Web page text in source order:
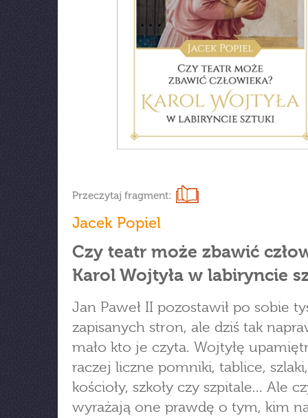
Przeczytaj fragment:
Jacek Popiel
Czy teatr może zbawić
Karol Wojtyła w labiryncie
Jan Paweł II pozostawił po sobie
zapisanych stron, ale dziś tak
mało kto je czyta. Wojtyłę
raczej liczne pomniki, tablice, szlaki,
kościoły, szkoły czy szpitale... Ale
wyrażają one prawdę o tym, kim